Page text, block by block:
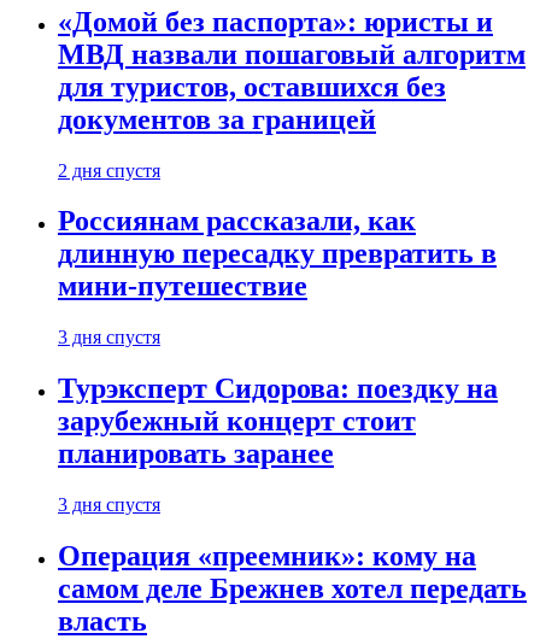
«Домой без паспорта»: юристы и
МВД назвали пошаговый алгоритм
для туристов, оставшихся без
документов за границей
2 дня спустя
Россиянам рассказали, как
длинную пересадку превратить в
мини-путешествие
3 дня спустя
Турэксперт Сидорова: поездку на
зарубежный концерт стоит
планировать заранее
3 дня спустя
Операция «преемник»: кому на
самом деле Брежнев хотел передать
власть